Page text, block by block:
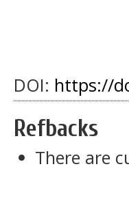
DOI: https://
Refbacks
There are